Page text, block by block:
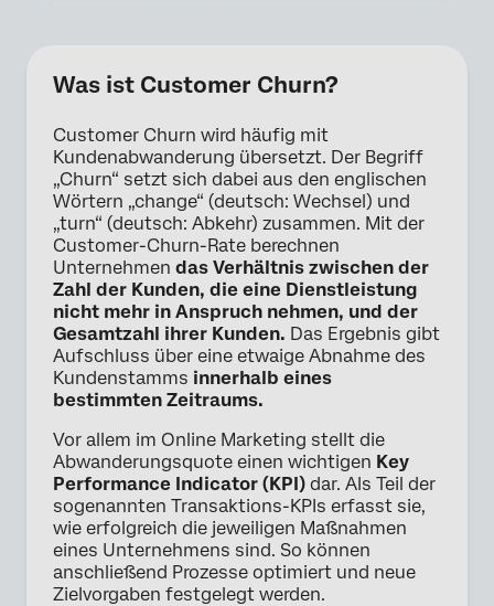
Was ist Customer Churn?
Customer Churn wird häufig mit
Kundenabwanderung übersetzt. Der Begriff
„Churn“ setzt sich dabei aus den englischen
Wörtern „change“ (deutsch: Wechsel) und
„turn“ (deutsch: Abkehr) zusammen. Mit der
Customer-Churn-Rate berechnen
Unternehmen das Verhältnis zwischen der
Zahl der Kunden, die eine Dienstleistung
nicht mehr in Anspruch nehmen, und der
Gesamtzahl ihrer Kunden. Das Ergebnis gibt
Aufschluss über eine etwaige Abnahme des
Kundenstamms innerhalb eines
bestimmten Zeitraums.
Vor allem im Online Marketing stellt die
Abwanderungsquote einen wichtigen Key
Performance Indicator (KPI) dar. Als Teil der
sogenannten Transaktions-KPIs erfasst sie,
wie erfolgreich die jeweiligen Maßnahmen
eines Unternehmens sind. So können
anschließend Prozesse optimiert und neue
Zielvorgaben festgelegt werden.